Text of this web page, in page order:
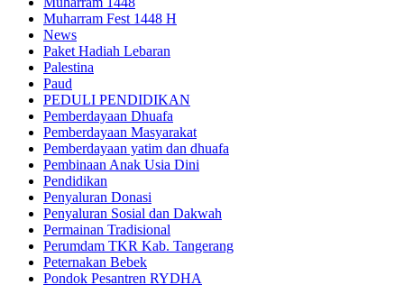
Muharram Fest 1448 H
News
Paket Hadiah Lebaran
Palestina
Paud
PEDULI PENDIDIKAN
Pemberdayaan Dhuafa
Pemberdayaan Masyarakat
Pemberdayaan yatim dan dhuafa
Pembinaan Anak Usia Dini
Pendidikan
Penyaluran Donasi
Penyaluran Sosial dan Dakwah
Permainan Tradisional
Perumdam TKR Kab. Tangerang
Peternakan Bebek
Pondok Pesantren RYDHA